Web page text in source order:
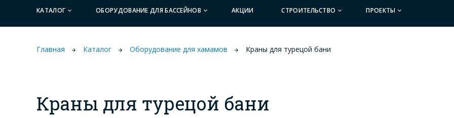
КАТАЛОГ ОБОРУДОВАНИЕ ДЛЯ БАССЕЙНОВ АКЦИИ СТРОИТЕЛЬСТВО ПРОЕКТЫ
Главная Каталог Оборудование для хамамов Краны для турецой бани
Краны для турецой бани